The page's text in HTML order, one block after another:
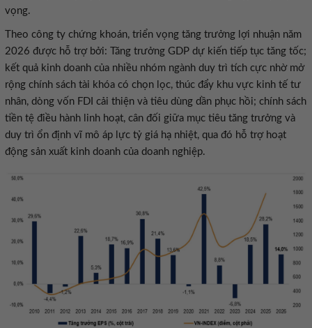
vọng.
Theo công ty chứng khoán, triển vọng tăng trưởng lợi nhuận năm
2026 được hỗ trợ bởi: Tăng trưởng GDP dự kiến tiếp tục tăng tốc;
kết quả kinh doanh của nhiều nhóm ngành duy trì tích cực nhờ mở
rộng chính sách tài khóa có chọn lọc, thúc đẩy khu vực kinh tế tư
nhân, dòng vốn FDI cải thiện và tiêu dùng dần phục hồi; chính sách
tiền tệ điều hành linh hoạt, cân đối giữa mục tiêu tăng trưởng và
duy trì ổn định vĩ mô áp lực tỷ giá hạ nhiệt, qua đó hỗ trợ hoạt
động sản xuất kinh doanh của doanh nghiệp.